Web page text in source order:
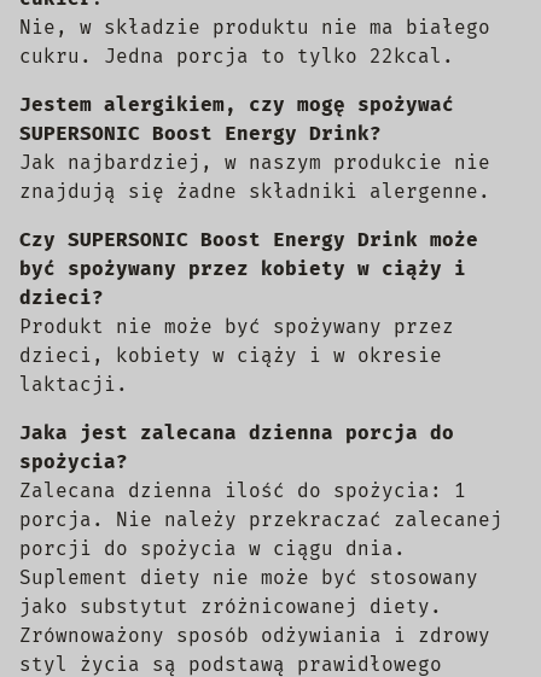
Nie, w składzie produktu nie ma białego
cukru. Jedna porcja to tylko 22kcal.
Jestem alergikiem, czy mogę spożywać
SUPERSONIC Boost Energy Drink?
Jak najbardziej, w naszym produkcie nie
znajdują się żadne składniki alergenne.
Czy SUPERSONIC Boost Energy Drink może
być spożywany przez kobiety w ciąży i
dzieci?
Produkt nie może być spożywany przez
dzieci, kobiety w ciąży i w okresie
laktacji.
Jaka jest zalecana dzienna porcja do
spożycia?
Zalecana dzienna ilość do spożycia: 1
porcja. Nie należy przekraczać zalecanej
porcji do spożycia w ciągu dnia.
Suplement diety nie może być stosowany
jako substytut zróżnicowanej diety.
Zrównoważony sposób odżywiania i zdrowy
styl życia są podstawą prawidłowego